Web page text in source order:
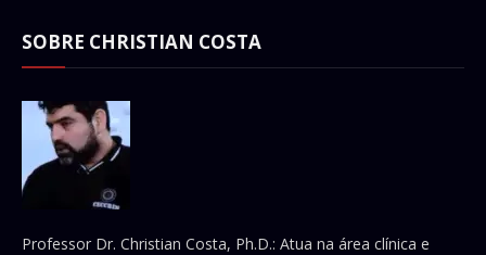
SOBRE CHRISTIAN COSTA
Professor Dr. Christian Costa, Ph.D.: Atua na área clínica e